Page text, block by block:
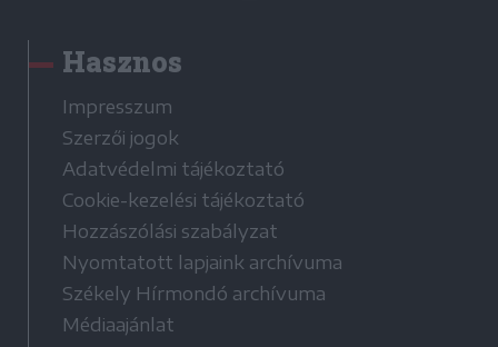
Hasznos
Impresszum
Szerzői jogok
Adatvédelmi tájékoztató
Cookie-kezelési tájékoztató
Hozzászólási szabályzat
Nyomtatott lapjaink archívuma
Székely Hírmondó archívuma
Médiaajánlat